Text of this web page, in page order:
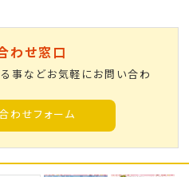
わせ窓口
事などお気軽にお問い合わ
わせフォーム